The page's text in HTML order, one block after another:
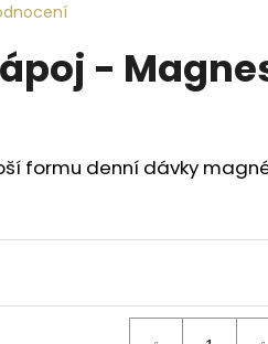
-
formu denní dávky